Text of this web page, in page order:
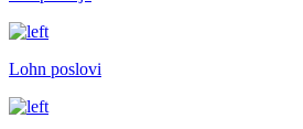
Lohn poslovi